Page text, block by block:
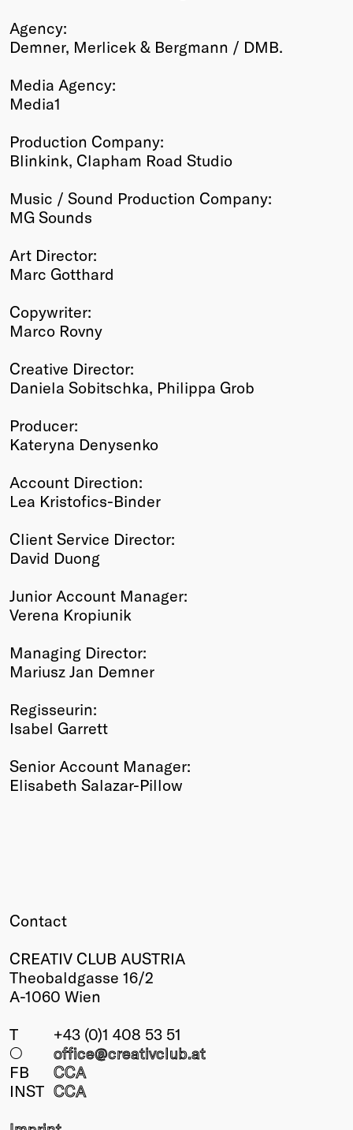
Agency:
Demner, Merlicek & Bergmann / DMB.
Media Agency:
Media1
Production Company:
Blinkink, Clapham Road Studio
Music / Sound Production Company:
MG Sounds
Art Director:
Marc Gotthard
Copywriter:
Marco Rovny
Creative Director:
Daniela Sobitschka, Philippa Grob
Producer:
Kateryna Denysenko
Account Direction:
Lea Kristofics-Binder
Client Service Director:
David Duong
Junior Account Manager:
Verena Kropiunik
Managing Director:
Mariusz Jan Demner
Regisseurin:
Isabel Garrett
Senior Account Manager:
Elisabeth Salazar-Pillow
Contact
CREATIV CLUB AUSTRIA
Theobaldgasse 16/2
A-1060 Wien
T
+43 (0)1 408 53 51
○
office@creativclub.at
FB
CCA
INST CCA